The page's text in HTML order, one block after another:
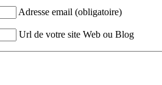
Adresse email (obligatoire)
Url de votre site Web ou Blog